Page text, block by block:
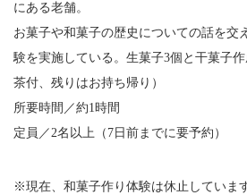
にある老舗。
お菓子や和菓子の歴史についての話を交
験を実施している。生菓子3個と干菓子
茶付、残りはお持ち帰り）
所要時間／約1時間
定員／2名以上（7日前までに要予約）
※現在、和菓子作り体験は休止していま